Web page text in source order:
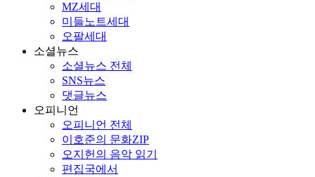
MZ세대
미들노트세대
오팔세대
소셜뉴스
소셜뉴스 전체
SNS뉴스
댓글뉴스
오피니언
오피니언 전체
이호준의 문화ZIP
오지헌의 음악 읽기
편집국에서